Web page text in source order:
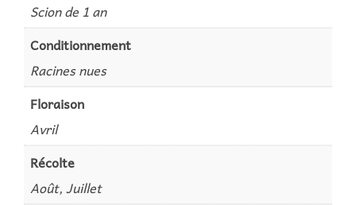
Scion de 1 an
Conditionnement
Racines nues
Floraison
Avril
Récolte
Août, Juillet